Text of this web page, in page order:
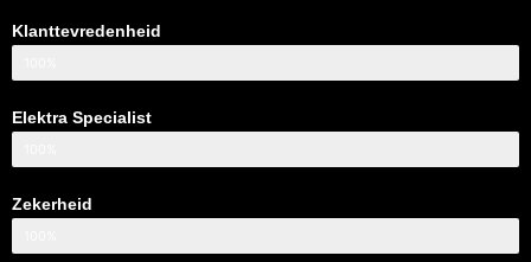
Klanttevredenheid
Elektra Specialist
Zekerheid